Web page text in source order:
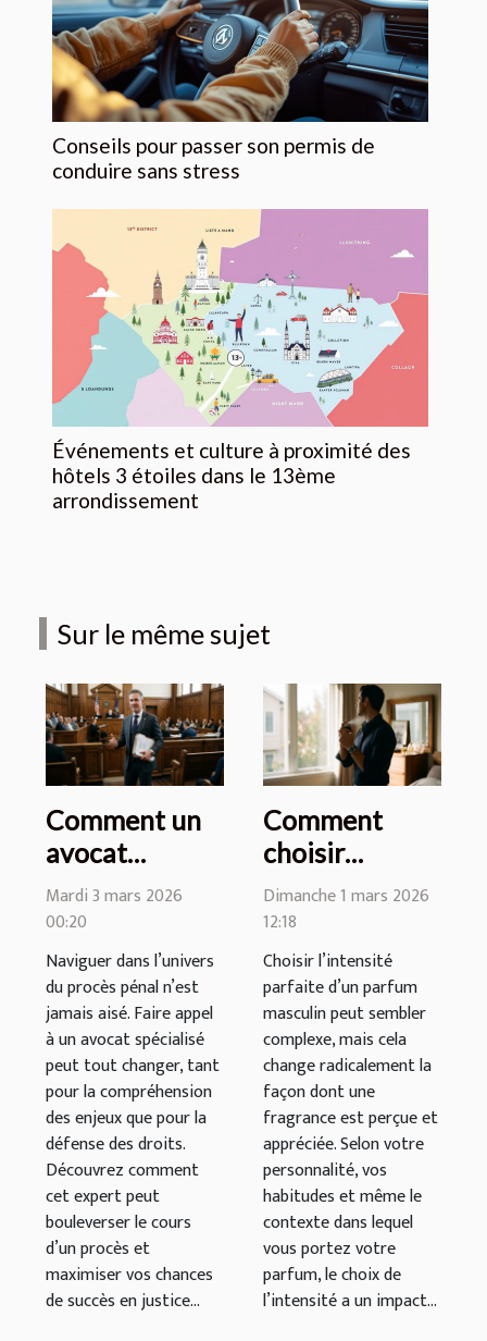
Conseils pour passer son permis de
conduire sans stress
Événements et culture à proximité des
hôtels 3 étoiles dans le 13ème
arrondissement
Sur le même sujet
Comment un
avocat
spécialisé peut
transformer
votre procès
pénal ?
Mardi 3 mars 2026
00:20
Naviguer dans l’univers
du procès pénal n’est
jamais aisé. Faire appel
à un avocat spécialisé
peut tout changer, tant
pour la compréhension
des enjeux que pour la
défense des droits.
Découvrez comment
cet expert peut
bouleverser le cours
d’un procès et
maximiser vos chances
de succès en justice...
Comment
choisir
l'intensité
parfaite de
votre parfum
masculin ?
Dimanche 1 mars 2026
12:18
Choisir l’intensité
parfaite d’un parfum
masculin peut sembler
complexe, mais cela
change radicalement la
façon dont une
fragrance est perçue et
appréciée. Selon votre
personnalité, vos
habitudes et même le
contexte dans lequel
vous portez votre
parfum, le choix de
l’intensité a un impact...